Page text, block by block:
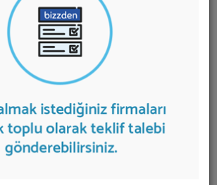
Logo Tasarımısunan firmalar aşağıda
Logo Tasarımı
teklifi almak için
yapıp ya da "İlk 5 Firmadan Teklif İste"
toplu olarak teklif talebinizi firmalara
aktarabilirsiniz.